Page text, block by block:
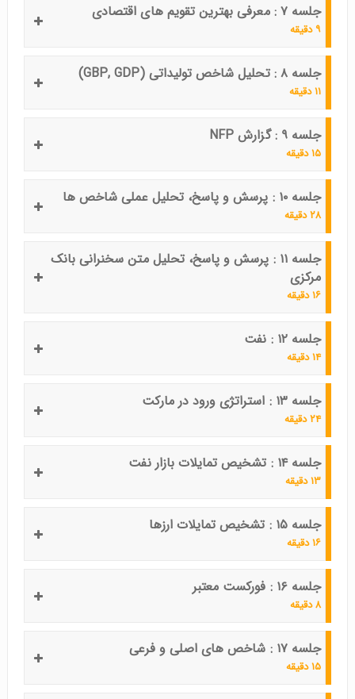
جلسه ۷ : معرفی بهترین تقویم های اقتصادی
۹ دقیقه
جلسه ۸ : تحلیل شاخص تولیداتی (GBP, GDP)
۱۱ دقیقه
جلسه ۹ : گزارش NFP
۱۵ دقیقه
جلسه ۱۰ : پرسش و پاسخ، تحلیل عملی شاخص ها
۲۸ دقیقه
جلسه ۱۱ : پرسش و پاسخ، تحلیل متن سخنرانی بانک
مرکزی
۱۶ دقیقه
جلسه ۱۲ : نفت
۱۴ دقیقه
جلسه ۱۳ : استراتژی ورود در مارکت
۲۴ دقیقه
جلسه ۱۴ : تشخیص تمایلات بازار نفت
۱۳ دقیقه
جلسه ۱۵ : تشخیص تمایلات ارزها
۱۶ دقیقه
جلسه ۱۶ : فورکست معتبر
۸ دقیقه
جلسه ۱۷ : شاخص های اصلی و فرعی
۱۵ دقیقه